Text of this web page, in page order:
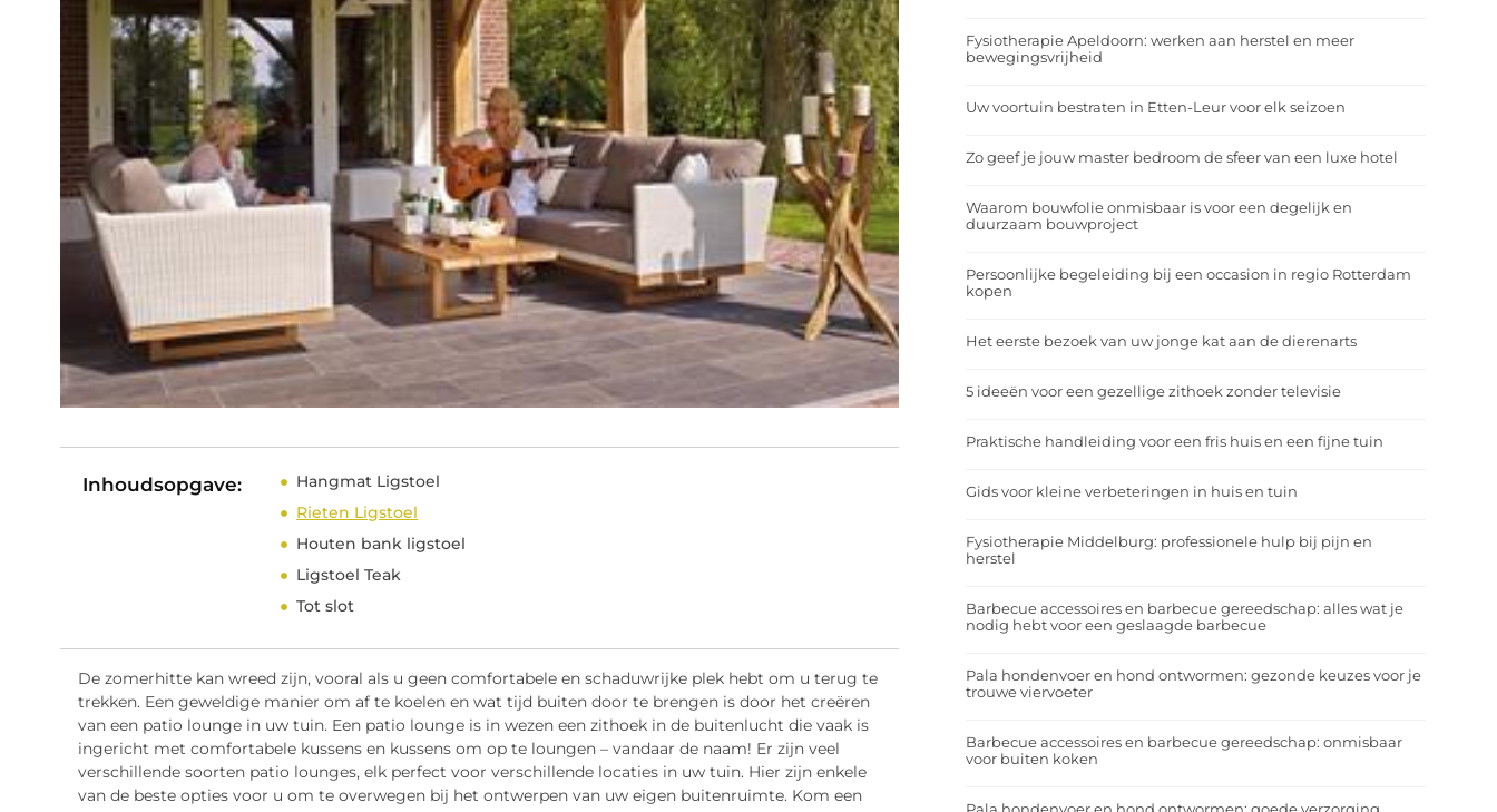
Inhoudsopgave:
Hangmat Ligstoel
Rieten Ligstoel
Houten bank ligstoel
Ligstoel Teak
Tot slot
De zomerhitte kan wreed zijn, vooral als u geen comfortabele en schaduwrijke plek hebt om u terug te
trekken. Een geweldige manier om af te koelen en wat tijd buiten door te brengen is door het creëren
van een patio lounge in uw tuin. Een patio lounge is in wezen een zithoek in de buitenlucht die vaak is
ingericht met comfortabele kussens en kussens om op te loungen – vandaar de naam! Er zijn veel
verschillende soorten patio lounges, elk perfect voor verschillende locaties in uw tuin. Hier zijn enkele
van de beste opties voor u om te overwegen bij het ontwerpen van uw eigen buitenruimte. Kom een
Fysiotherapie Apeldoorn: werken aan herstel en meer
bewegingsvrijheid
Uw voortuin bestraten in Etten-Leur voor elk seizoen
Zo geef je jouw master bedroom de sfeer van een luxe hotel
Waarom bouwfolie onmisbaar is voor een degelijk en
duurzaam bouwproject
Persoonlijke begeleiding bij een occasion in regio Rotterdam
kopen
Het eerste bezoek van uw jonge kat aan de dierenarts
5 ideeën voor een gezellige zithoek zonder televisie
Praktische handleiding voor een fris huis en een fijne tuin
Gids voor kleine verbeteringen in huis en tuin
Fysiotherapie Middelburg: professionele hulp bij pijn en
herstel
Barbecue accessoires en barbecue gereedschap: alles wat je
nodig hebt voor een geslaagde barbecue
Pala hondenvoer en hond ontwormen: gezonde keuzes voor je
trouwe viervoeter
Barbecue accessoires en barbecue gereedschap: onmisbaar
voor buiten koken